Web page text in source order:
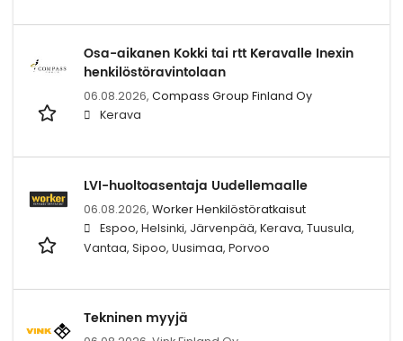
Osa-aikanen Kokki tai rtt Keravalle Inexin
henkilöstöravintolaan
06.08.2026, Compass Group Finland Oy
Kerava
LVI-huoltoasentaja Uudellemaalle
06.08.2026, Worker Henkilöstöratkaisut
Espoo, Helsinki, Järvenpää, Kerava, Tuusula,
Vantaa, Sipoo, Uusimaa, Porvoo
Tekninen myyjä